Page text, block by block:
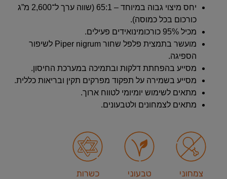
יחס מיצוי גבוה במיוחד – 65:1 (שווה ערך ל־2,600 מ”ג
כורכום בכל כמוסה).
מכיל 95% כורכומינואידים פעילים.
מועשר בתמצית פלפל שחור Piper nigrum לשיפור
הספיגה.
מסייע בהפחתת דלקות ובתמיכה במערכת החיסון.
מסייע בשמירה על תפקוד מפרקים תקין ובריאות כללית.
מתאים לשימוש יומיומי לטווח ארוך.
מתאים לצמחונים ולטבעונים.
צמחוני טבעוני כשרות